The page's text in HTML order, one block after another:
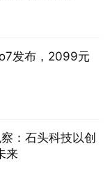
发布，2099元
：石头科技以创
来